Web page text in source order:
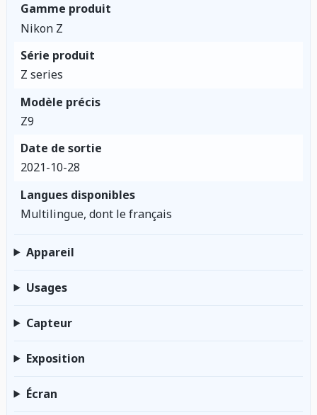
Gamme produit
Nikon Z
Série produit
Z series
Modèle précis
Z9
Date de sortie
2021-10-28
Langues disponibles
Multilingue, dont le français
Appareil
Usages
Capteur
Exposition
Écran